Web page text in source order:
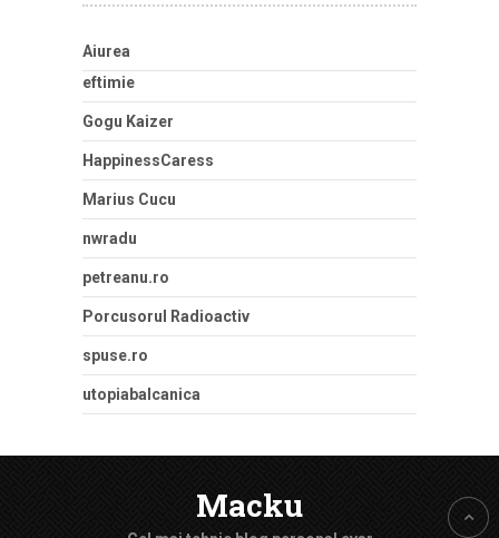
Aiurea
eftimie
Gogu Kaizer
HappinessCaress
Marius Cucu
nwradu
petreanu.ro
Porcusorul Radioactiv
spuse.ro
utopiabalcanica
Macku